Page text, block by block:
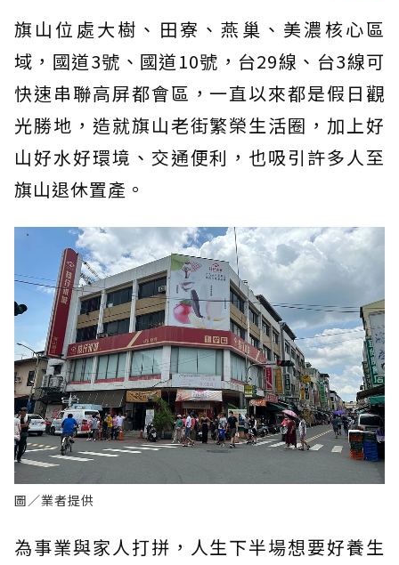
旗山位處大樹、田寮、燕巢、美濃核心區
域，國道3號、國道10號，台29線、台3線可
快速串聯高屏都會區，一直以來都是假日觀
光勝地，造就旗山老街繁榮生活圈，加上好
山好水好環境、交通便利，也吸引許多人至
旗山退休置產。
圖／業者提供
為事業與家人打拼，人生下半場想要好養生